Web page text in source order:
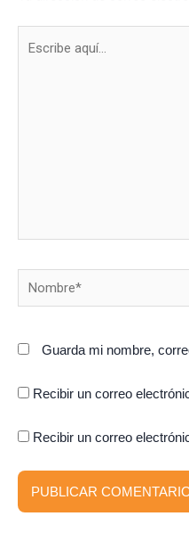
aquí...
Guarda mi nombre,
Recibir un correo
Recibir un correo